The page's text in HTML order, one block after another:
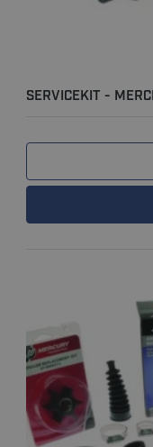
SERVICEKIT -